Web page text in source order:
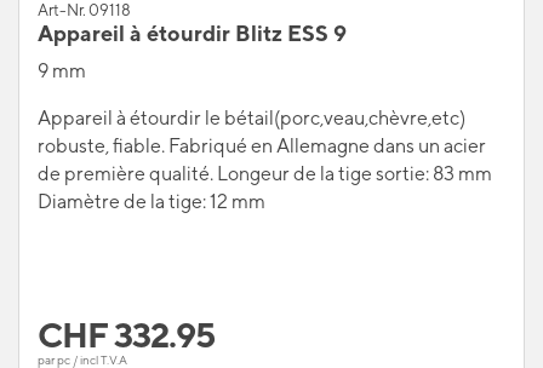
Art-Nr. 09118
Appareil à étourdir Blitz ESS 9
9 mm
Appareil à étourdir le bétail(porc,veau,chèvre,etc)
robuste, fiable. Fabriqué en Allemagne dans un acier
de première qualité. Longeur de la tige sortie: 83 mm
Diamètre de la tige: 12 mm
CHF332.95
par pc / incl T.V.A